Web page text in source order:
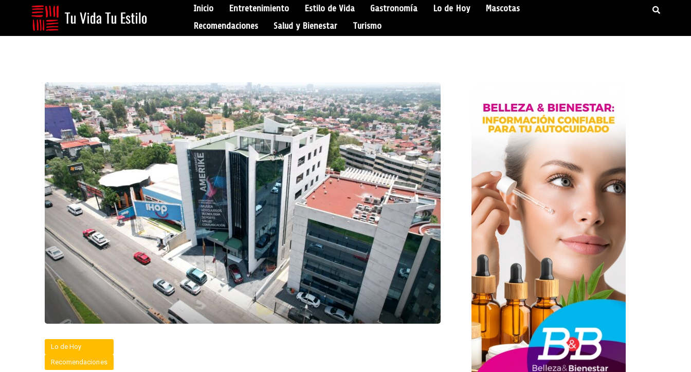
Inicio Entretenimiento Estilo de Vida Gastronomía Lo de Hoy
Mascotas
Recomendaciones
Salud y Bienestar Turismo
Lo de Hoy
Recomendaciones